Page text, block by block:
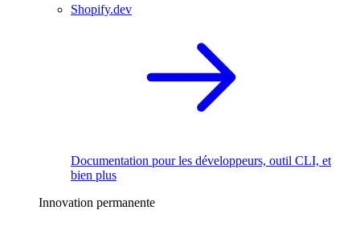
Shopify.dev
Documentation pour les développeurs, outil CLI, et
bien plus
Innovation permanente